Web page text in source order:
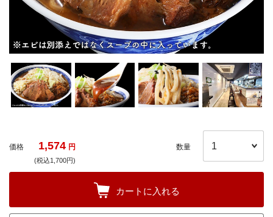
価格 1,574 円
(税込1,700円)
数量
カートに入れる